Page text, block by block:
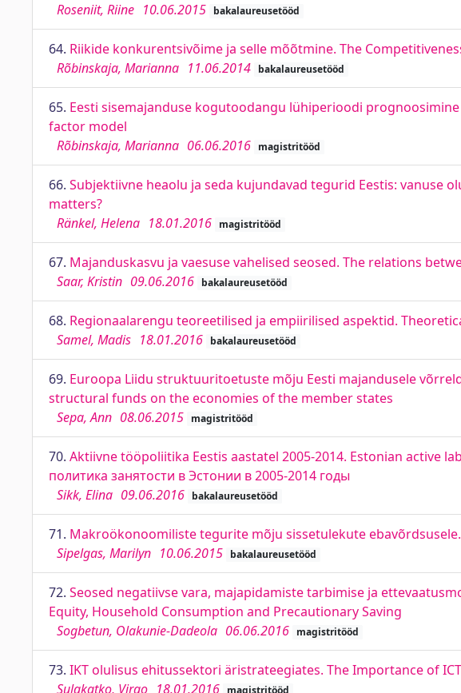
Roseniit, Riine 10.06.2015 bakalaureusetööd
64. Riikide konkurentsivõime ja selle mõõtmine. The
Rõbinskaja, Marianna 11.06.2014 bakalaureusetööd
65. Eesti sisemajanduse kogutoodangu lühiperioodi
factor model
Rõbinskaja, Marianna 06.06.2016 magistritööd
66. Subjektiivne heaolu ja seda kujundavad tegurid Eestis: vanuse
matters?
Ränkel, Helena 18.01.2016 magistritööd
67. Majanduskasvu ja vaesuse vahelised seosed. The relations
Saar, Kristin 09.06.2016 bakalaureusetööd
68. Regionaalarengu teoreetilised ja empiirilised aspektid.
Samel, Madis 18.01.2016 bakalaureusetööd
69. Euroopa Liidu struktuuritoetuste mõju Eesti majandusele
structural funds on the economies of the member states
Sepa, Ann 08.06.2015 magistritööd
70. Aktiivne tööpoliitika Eestis aastatel 2005-2014. Estonian active
политика занятости в Эстонии в 2005-2014 годы
Sikk, Elina 09.06.2016 bakalaureusetööd
71. Makroökonoomiliste tegurite mõju sissetulekute
Sipelgas, Marilyn 10.06.2015 bakalaureusetööd
72. Seosed negatiivse vara, majapidamiste tarbimise ja
Equity, Household Consumption and Precautionary Saving
Sogbetun, Olakunie-Dadeola 06.06.2016 magistritööd
73. IKT olulisus ehitussektori äristrateegiates. The Importance of
Sulakatko, Virgo 18.01.2016 magistritööd